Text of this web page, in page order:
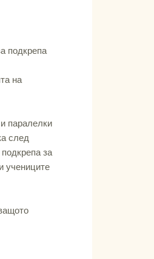
подкрепа
на
паралелки
след
за
учениците